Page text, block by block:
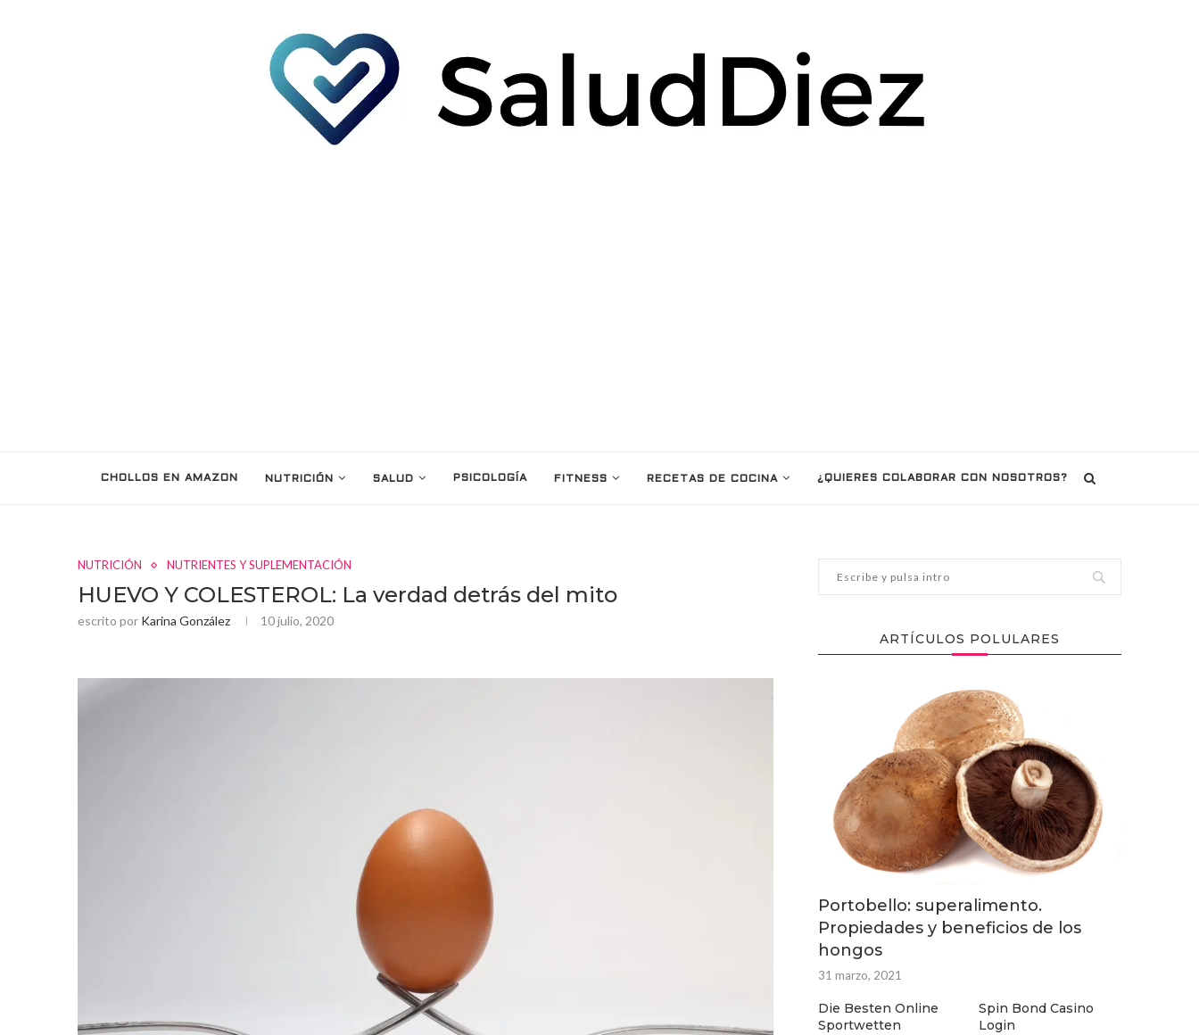
CHOLLOS EN AMAZON NUTRICIÓN SALUD PSICOLOGÍA FITNESS RECETAS DE COCINA ¿QUIERES COLABORAR CON NOSOTROS?
NUTRICIÓN NUTRIENTES Y SUPLEMENTACIÓN
HUEVO Y COLESTEROL: La verdad detrás del mito
escrito por Karina González 10 julio, 2020
ARTÍCULOS POLULARES
Portobello: superalimento.
Propiedades y beneficios de los
hongos
31 marzo, 2021
Die Besten Online
Sportwetten
Spin Bond Casino
Login